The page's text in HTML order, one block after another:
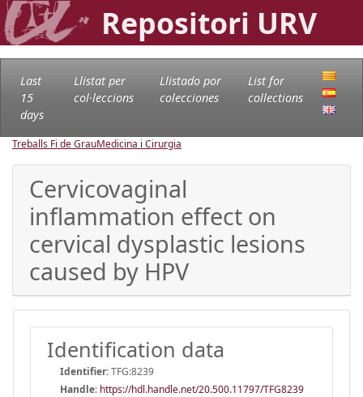
Repositori URV
Last
15
days
Llistat per
col·leccions
Llistado por
colecciones
List for
collections
Treballs Fi de GrauMedicina i Cirurgia
Cervicovaginal
inflammation effect on
cervical dysplastic lesions
caused by HPV
Identification data
Identifier:TFG:8239
Handle: https://hdl.handle.net/20.500.11797/TFG8239